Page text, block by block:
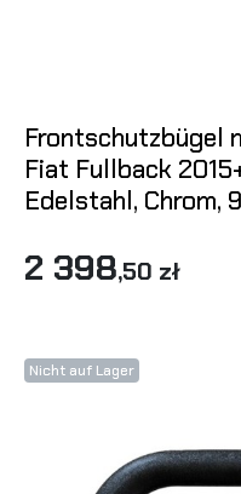
Frontschutzbügel
Fiat Fullback
Edelstahl, Chrom,
2 398,50 zł
Nicht auf Lager